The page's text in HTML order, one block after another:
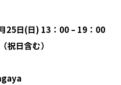
25日(日) 13：00 – 19：00
日含む）